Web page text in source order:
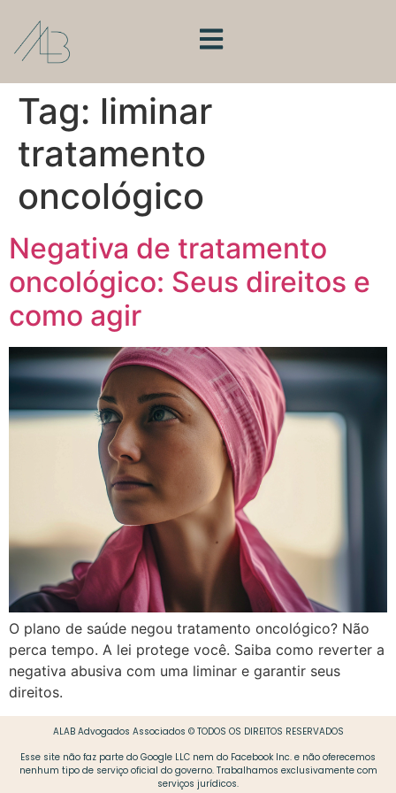
Tag: liminar
tratamento
oncológico
Negativa de tratamento
oncológico: Seus direitos e
como agir
O plano de saúde negou tratamento oncológico? Não
perca tempo. A lei protege você. Saiba como reverter a
negativa abusiva com uma liminar e garantir seus
direitos.
ALAB Advogados Associados © TODOS OS DIREITOS RESERVADOS
Esse site não faz parte do Google LLC nem do Facebook Inc. e não oferecemos
nenhum tipo de serviço oficial do governo. Trabalhamos exclusivamente com
serviços jurídicos.